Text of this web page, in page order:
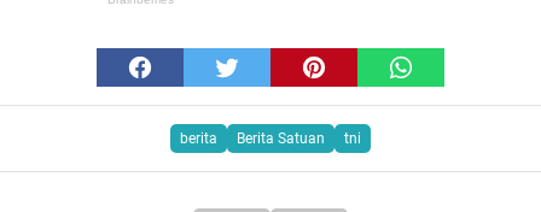
berita Berita Satuan tni